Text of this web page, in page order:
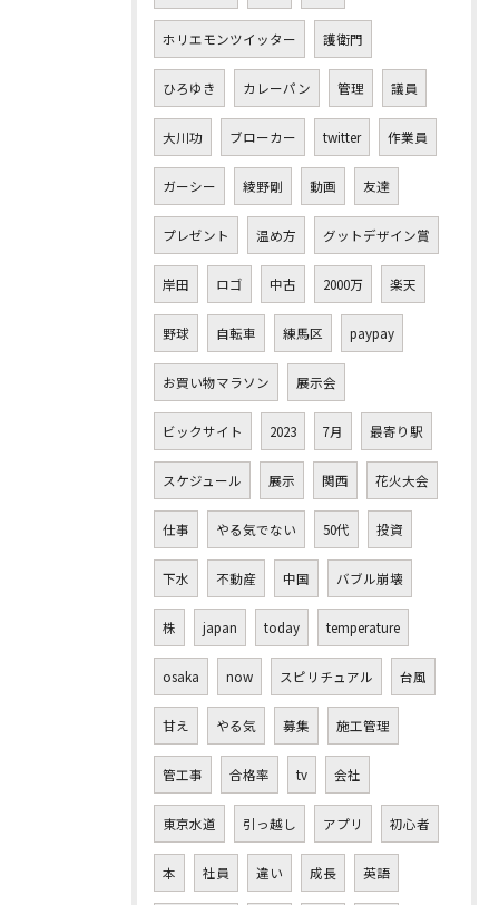
ホリエモンツイッター 護衛門
ひろゆき カレーパン 管理 議員
大川功 ブローカー twitter 作業員
ガーシー 綾野剛 動画 友達
プレゼント 温め方 グットデザイン賞
岸田 ロゴ 中古 2000万 楽天
野球 自転車 練馬区 paypay
お買い物マラソン 展示会
ビックサイト 2023 7月 最寄り駅
スケジュール 展示 関西 花火大会
仕事 やる気でない 50代 投資
下水 不動産 中国 バブル崩壊
株 japan today temperature
osaka now スピリチュアル 台風
甘え やる気 募集 施工管理
管工事 合格率 tv 会社
東京水道 引っ越し アプリ 初心者
本 社員 違い 成長 英語